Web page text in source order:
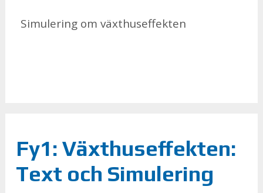
Si­mu­le­ring om växt­hu­sef­fek­ten
Fy1: Växthuseffekten:
Text och Simulering